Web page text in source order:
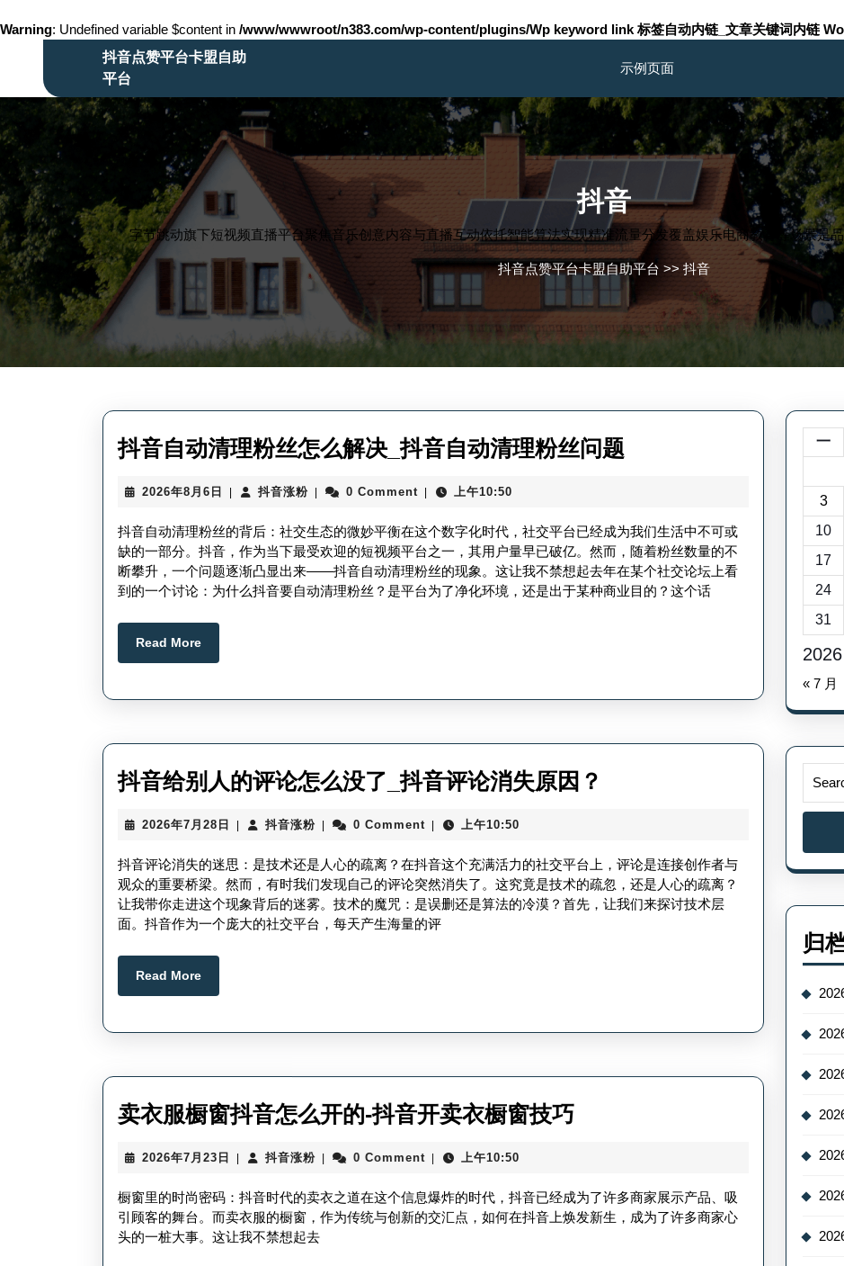
Warning: Undefined variable $content in /www/wwwroot/n383.com/wp-content/plugins/Wp keyword link 标签自动内链_文章关键词内链
抖音点赞平台卡盟自助
平台
示例页面
抖音
字节跳动旗下短视频直播平台聚焦音乐创意内容与直播互动依托智能算法实现精准流量分发覆盖娱乐电商教育等场景是
抖音点赞平台卡盟自助平台 >> 抖音
抖音自动清理粉丝怎么解决_抖音自动清理粉丝问题
动
清
理
决
自
动
清
题
2026年8月6日
2026
8
月
6
日
抖音涨粉抖
涨
粉
0 Comment 上午10:50
抖音自动清理粉丝的背后：社交生态的微妙平衡在这个数字化时代，社交平台已经成为我们生活中不可或
缺的一部分。抖音，作为当下最受欢迎的短视频平台之一，其用户量早已破亿。然而，随着粉丝数量的不
断攀升，一个问题逐渐凸显出来——抖音自动清理粉丝的现象。这让我不禁想起去年在某个社交论坛上看
到的一个讨论：为什么抖音要自动清理粉丝？是平台为了净化环境，还是出于某种商业目的？这个话
Read MoreRead
More
抖音给别人的评论怎么没了_抖音评论消失原因？
别
人
的
了
评
论
2026年7月28日
2026
7
月
28
日
抖音涨粉抖
涨
粉
0 Comment 上午10:50
抖音评论消失的迷思：是技术还是人心的疏离？在抖音这个充满活力的社交平台上，评论是连接创作者与
观众的重要桥梁。然而，有时我们发现自己的评论突然消失了。这究竟是技术的疏忽，还是人心的疏离？
让我带你走进这个现象背后的迷雾。技术的魔咒：是误删还是算法的冷漠？首先，让我们来探讨技术层
面。抖音作为一个庞大的社交平台，每天产生海量的评
Read MoreRead
More
卖衣服橱窗抖音怎么开的-抖音开卖衣橱窗技巧卖
橱
窗
2026年7月23日
2026
月
23
日
抖音涨粉抖
涨
粉
0 Comment 上午10:50
橱窗里的时尚密码：抖音时代的卖衣之道在这个信息爆炸的时代，抖音已经成为了许多商家展示产品、吸
引顾客的舞台。而卖衣服的橱窗，作为传统与创新的交汇点，如何在抖音上焕发新生，成为了许多商家心
头的一桩大事。这让我不禁想起去
一
3
10
17
24
31
« 7 月
归